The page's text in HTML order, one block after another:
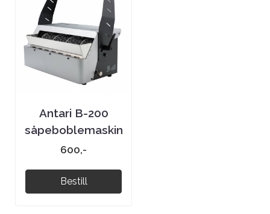
Antari B-200
såpeboblemaskin
600,-
Bestill